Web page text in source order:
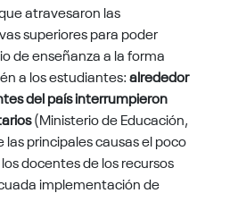
atravesaron las
superiores para poder
de enseñanza a la forma
a los estudiantes:alrededor
del país interrumpieron
(Ministerio de Educación,
principales causas el poco
docentes de los recursos
implementación de